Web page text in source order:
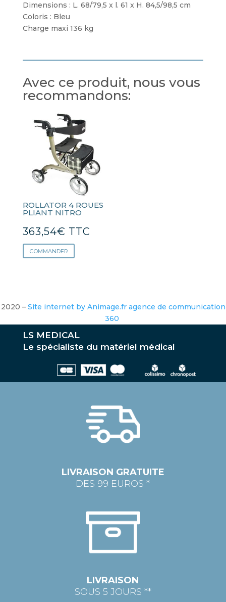
Dimensions : L. 68/79,5 x l. 61 x H. 84,5/98,5 cm
Coloris : Bleu
Charge maxi 136 kg
Avec ce produit, nous vous
recommandons:
ROLLATOR 4 ROUES
PLIANT NITRO
363,54€ TTC
COMMANDER
2020 – Site internet by Animage.fr agence de communication
360
LS MEDICAL
Le spécialiste du matériel médical
LIVRAISON GRATUITE
DES 99 EUROS *
LIVRAISON
SOUS 5 JOURS **